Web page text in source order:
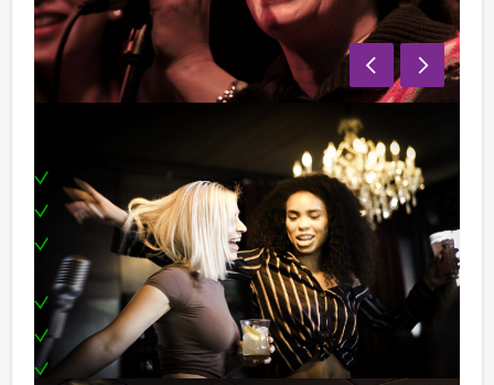
Ontvangst met cocktail
DJ
Onbeperkt drankjes uit de Vlaamse bar gedurende
4 uur
Buffet
Borrelhapjes
Karaokeset